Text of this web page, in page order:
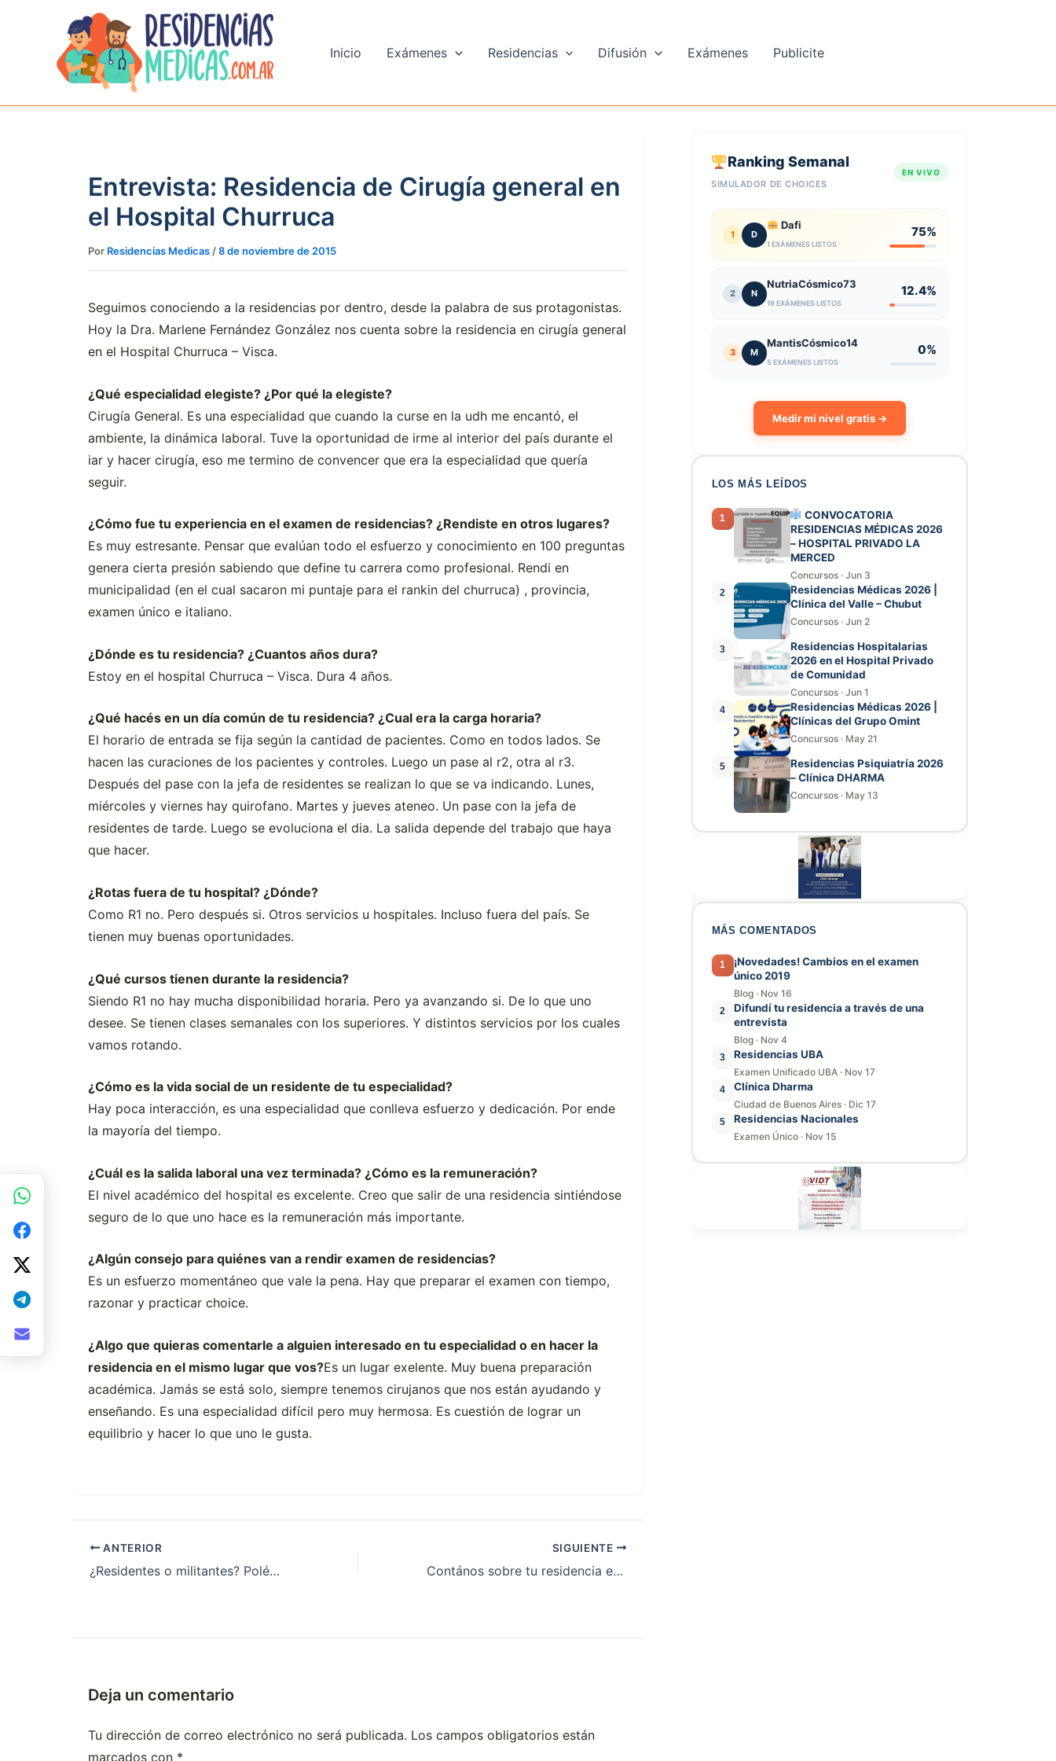
Inicio Exámenes Residencias Difusión Exámenes Publicite
Entrevista: Residencia de Cirugía general en
el Hospital Churruca
Por Residencias Medicas /8 de noviembre de 2015
Seguimos conociendo a la residencias por dentro, desde la palabra de sus protagonistas.
Hoy la Dra. Marlene Fernández González nos cuenta sobre la residencia en cirugía general
en el Hospital Churruca – Visca.
¿Qué especialidad elegiste? ¿Por qué la elegiste?
Cirugía General. Es una especialidad que cuando la curse en la udh me encantó, el
ambiente, la dinámica laboral. Tuve la oportunidad de irme al interior del país durante el
iar y hacer cirugía, eso me termino de convencer que era la especialidad que quería
seguir.
¿Cómo fue tu experiencia en el examen de residencias? ¿Rendiste en otros lugares?
Es muy estresante. Pensar que evalúan todo el esfuerzo y conocimiento en 100 preguntas
genera cierta presión sabiendo que define tu carrera como profesional. Rendi en
municipalidad (en el cual sacaron mi puntaje para el rankin del churruca) , provincia,
examen único e italiano.
¿Dónde es tu residencia? ¿Cuantos años dura?
Estoy en el hospital Churruca – Visca. Dura 4 años.
¿Qué hacés en un día común de tu residencia? ¿Cual era la carga horaria?
El horario de entrada se fija según la cantidad de pacientes. Como en todos lados. Se
hacen las curaciones de los pacientes y controles. Luego un pase al r2, otra al r3.
Después del pase con la jefa de residentes se realizan lo que se va indicando. Lunes,
miércoles y viernes hay quirofano. Martes y jueves ateneo. Un pase con la jefa de
residentes de tarde. Luego se evoluciona el dia. La salida depende del trabajo que haya
que hacer.
¿Rotas fuera de tu hospital? ¿Dónde?
Como R1 no. Pero después si. Otros servicios u hospitales. Incluso fuera del país. Se
tienen muy buenas oportunidades.
¿Qué cursos tienen durante la residencia?
Siendo R1 no hay mucha disponibilidad horaria. Pero ya avanzando si. De lo que uno
desee. Se tienen clases semanales con los superiores. Y distintos servicios por los cuales
vamos rotando.
¿Cómo es la vida social de un residente de tu especialidad?
Hay poca interacción, es una especialidad que conlleva esfuerzo y dedicación. Por ende
la mayoría del tiempo.
¿Cuál es la salida laboral una vez terminada? ¿Cómo es la remuneración?
El nivel académico del hospital es excelente. Creo que salir de una residencia sintiéndose
seguro de lo que uno hace es la remuneración más importante.
¿Algún consejo para quiénes van a rendir examen de residencias?
Es un esfuerzo momentáneo que vale la pena. Hay que preparar el examen con tiempo,
razonar y practicar choice.
¿Algo que quieras comentarle a alguien interesado en tu especialidad o en hacer la
residencia en el mismo lugar que vos?Es un lugar exelente. Muy buena preparación
académica. Jamás se está solo, siempre tenemos cirujanos que nos están ayudando y
enseñando. Es una especialidad difícil pero muy hermosa. Es cuestión de lograr un
equilibrio y hacer lo que uno le gusta.
ANTERIOR
¿Residentes o militantes? Polémica por los dichos de una funcionaria en Entre Ríos
SIGUIENTE
Contános sobre tu residencia en el hospital público
Deja un comentario
Tu dirección de correo electrónico no será publicada. Los campos obligatorios están
marcados con *
Ranking Semanal
SIMULADOR DE CHOICES
EN VIVO
1 D
Dafi
1 EXÁMENES LISTOS
75%
2 N
NutriaCósmico73
19 EXÁMENES LISTOS
12.4%
3 M
MantisCósmico14
5 EXÁMENES LISTOS
0%
Medir mi nivel gratis →
LOS MÁS LEÍDOS
1
CONVOCATORIA
RESIDENCIAS MÉDICAS 2026
– HOSPITAL PRIVADO LA
MERCED
Concursos · Jun 3
2
Residencias Médicas 2026 |
Clínica del Valle – Chubut
Concursos · Jun 2
3
Residencias Hospitalarias
2026 en el Hospital Privado
de Comunidad
Concursos · Jun 1
4
Residencias Médicas 2026 |
Clínicas del Grupo Omint
Concursos · May 21
5
Residencias Psiquiatría 2026
– Clínica DHARMA
Concursos · May 13
MÁS COMENTADOS
1
¡Novedades! Cambios en el examen
único 2019
Blog · Nov 16
2
Difundí tu residencia a través de una
entrevista
Blog · Nov 4
3 Residencias UBA
Examen Unificado UBA · Nov 17
4 Clínica Dharma
Ciudad de Buenos Aires · Dic 17
5 Residencias Nacionales
Examen Único · Nov 15